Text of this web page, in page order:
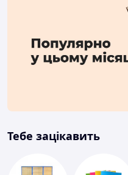
Тебе зацікавить